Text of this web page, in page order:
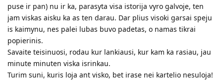
puse ir pan) nu ir ka, parasyta visa istorija vyro galvoje, ten
jam viskas aisku ka as ten darau. Dar plius visoki garsai speju
is kaimynu, nes palei lubas buvo padetas, o namas tikrai
popierinis.
Savaite teisinuosi, rodau kur lankiausi, kur kam ka rasiau, jau
minute minuten viska isrinkau.
Turim suni, kuris loja ant visko, bet irase nei kartelio nesuloja!